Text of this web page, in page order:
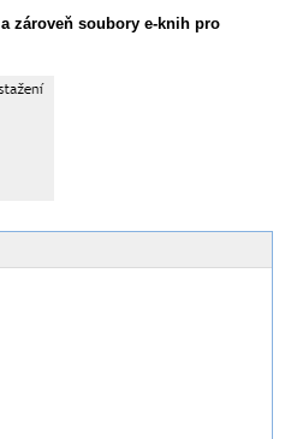
zároveň soubory e-knih pro